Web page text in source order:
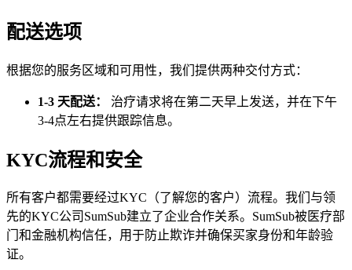
配送选项
根据您的服务区域和可用性，我们提供两种交付方式：
1-3 天配送：
治疗请求将在第二天早上发送，并在下午
3-4点左右提供跟踪信息。
KYC流程和安全
所有客户都需要经过KYC（了解您的客户）流程。我们与领
先的KYC公司SumSub建立了企业合作关系。SumSub被医疗部
门和金融机构信任，用于防止欺诈并确保买家身份和年龄验
证。